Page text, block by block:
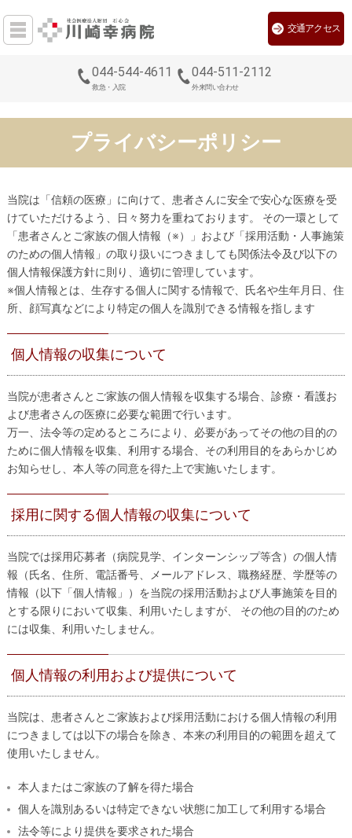
044-544-4611
救急・入院
044-511-2112
外来問い合わせ
交通アクセス
プライバシーポリシー
当院は「信頼の医療」に向けて、患者さんに安全で安心な医療を受
けていただけるよう、日々努力を重ねております。 その一環として
「患者さんとご家族の個人情報（※）」および「採用活動・人事施策
のための個人情報」の取り扱いにつきましても関係法令及び以下の
個人情報保護方針に則り、適切に管理しています。
※個人情報とは、生存する個人に関する情報で、氏名や生年月日、住
所、顔写真などにより特定の個人を識別できる情報を指します
個人情報の収集について
当院が患者さんとご家族の個人情報を収集する場合、診療・看護お
よび患者さんの医療に必要な範囲で行います。
万一、法令等の定めるところにより、必要があってその他の目的の
ために個人情報を収集、利用する場合、その利用目的をあらかじめ
お知らせし、本人等の同意を得た上で実施いたします。
採用に関する個人情報の収集について
当院では採用応募者（病院見学、インターンシップ等含）の個人情
報（氏名、住所、電話番号、メールアドレス、職務経歴、学歴等の
情報（以下「個人情報」）を当院の採用活動および人事施策を目的
とする限りにおいて収集、利用いたしますが、 その他の目的のため
には収集、利用いたしません。
個人情報の利用および提供について
当院は、患者さんとご家族および採用活動における個人情報の利用
につきましては以下の場合を除き、本来の利用目的の範囲を超えて
使用いたしません。
本人またはご家族の了解を得た場合
個人を識別あるいは特定できない状態に加工して利用する場合
法令等により提供を要求された場合